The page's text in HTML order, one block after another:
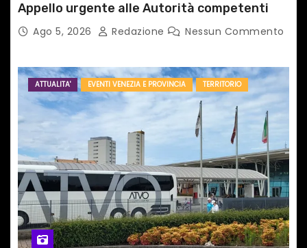
Appello urgente alle Autorità competenti
Ago 5, 2026 Redazione Nessun Commento
ATTUALITA' EVENTI VENEZIA E PROVINCIA TERRITORIO